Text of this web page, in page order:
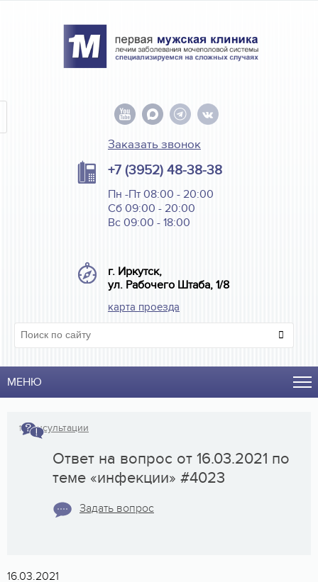
Заказать звонок
+7 (3952) 48-38-38
Пн -Пт 08:00 - 20:00
Сб 09:00 - 20:00
Вс 09:00 - 18:00
г. Иркутск,
ул. Рабочего Штаба, 1/8
карта проезда
МЕНЮ
↑Консультации
Ответ на вопрос от 16.03.2021 по
теме «инфекции» #4023
Задать вопрос
16.03.2021